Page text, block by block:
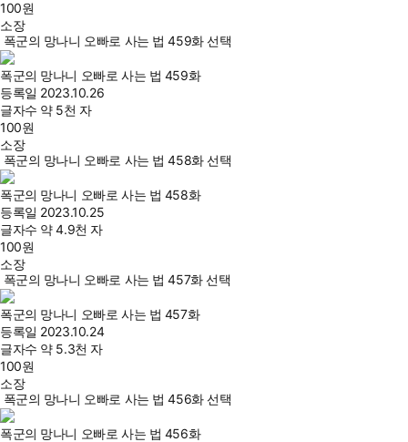
100원
소장
폭군의 망나니 오빠로 사는 법 459화 선택
폭군의 망나니 오빠로 사는 법 459화
등록일 2023.10.26
글자수 약 5천 자
100원
소장
폭군의 망나니 오빠로 사는 법 458화 선택
폭군의 망나니 오빠로 사는 법 458화
등록일 2023.10.25
글자수 약 4.9천 자
100원
소장
폭군의 망나니 오빠로 사는 법 457화 선택
폭군의 망나니 오빠로 사는 법 457화
등록일 2023.10.24
글자수 약 5.3천 자
100원
소장
폭군의 망나니 오빠로 사는 법 456화 선택
폭군의 망나니 오빠로 사는 법 456화